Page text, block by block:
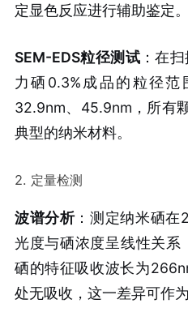
定显色反应进行辅助鉴定。
SEM-EDS粒径测试：在
力硒0.3%成品的粒径范
32.9nm、45.9nm，所有
典型的纳米材料。
2. 定量检测
波谱分析：测定纳米硒在
光度与硒浓度呈线性关系
硒的特征吸收波长为
处无吸收，这一差异可作